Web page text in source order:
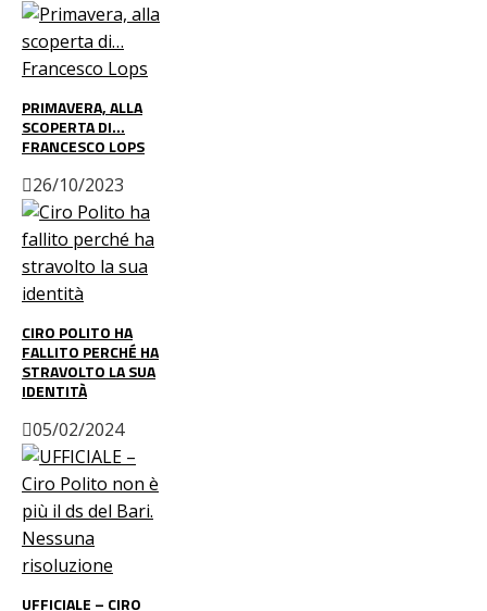
PRIMAVERA, ALLA
SCOPERTA DI…
FRANCESCO LOPS
26/10/2023
CIRO POLITO HA
FALLITO PERCHÉ HA
STRAVOLTO LA SUA
IDENTITÀ
05/02/2024
UFFICIALE – CIRO